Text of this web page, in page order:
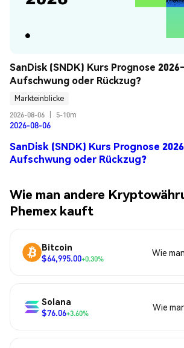
SanDisk (SNDK) Kurs Prognose
Aufschwung oder Rückzug?
Markteinblicke
2026-08-06
5-10m
2026-08-06
SanDisk (SNDK) Kurs Prognose
Aufschwung oder Rückzug?
Wie man andere
Phemex kauft
Bitcoin
$64,995.00+0.30%
Wie
Solana
$76.06+3.60%
Wie